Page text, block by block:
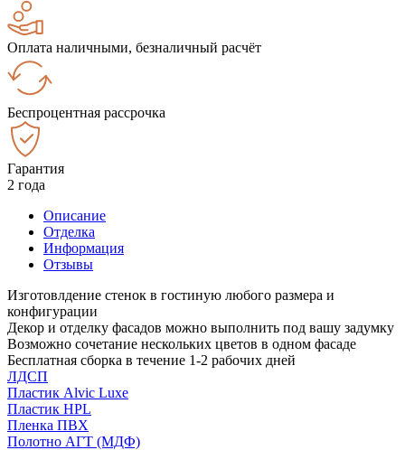
Оплата наличными, безналичный расчёт
Беспроцентная рассрочка
Гарантия
2 года
Описание
Отделка
Информация
Отзывы
Изготовлдение стенок в гостиную любого размера и
конфигурации
Декор и отделку фасадов можно выполнить под вашу задумку
Возможно сочетание нескольких цветов в одном фасаде
Бесплатная сборка в течение 1-2 рабочих дней
ЛДСП
Пластик Alvic Luxe
Пластик HPL
Пленка ПВХ
Полотно АГТ (МДФ)